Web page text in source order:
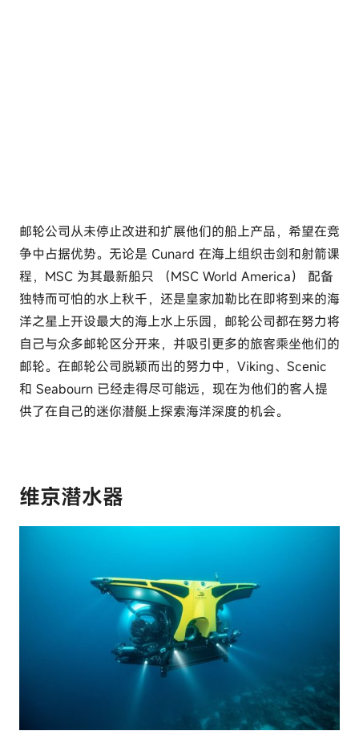
邮轮公司从未停止改进和扩展他们的船上产品，希望在竞
争中占据优势。无论是 Cunard 在海上组织击剑和射箭课
程，MSC 为其最新船只 （MSC World America） 配备
独特而可怕的水上秋千，还是皇家加勒比在即将到来的海
洋之星上开设最大的海上水上乐园，邮轮公司都在努力将
自己与众多邮轮区分开来，并吸引更多的旅客乘坐他们的
邮轮。在邮轮公司脱颖而出的努力中，Viking、Scenic
和 Seabourn 已经走得尽可能远，现在为他们的客人提
供了在自己的迷你潜艇上探索海洋深度的机会。
维京潜水器